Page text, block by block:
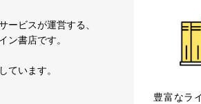
護マネジメントシステムの継続的改善
部監査及びマネジメントレビューの機会を
持します。
ービスが運営する、
ン書店です。
ています。
豊富なラ